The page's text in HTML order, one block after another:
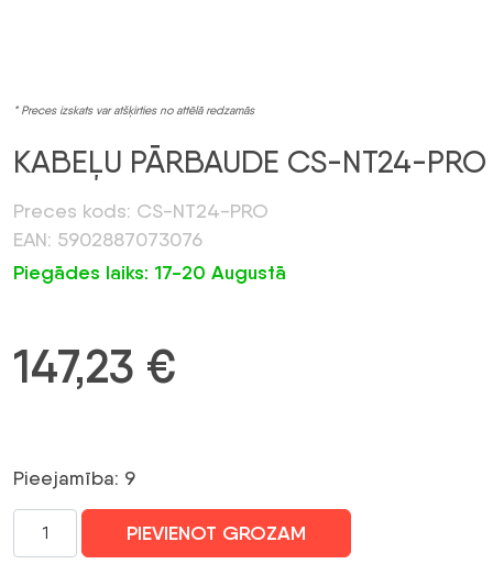
* Preces izskats var atšķirties no attēlā redzamās
KABEĻU PĀRBAUDE CS-NT24-PRO
Preces kods: CS-NT24-PRO
EAN: 5902887073076
Piegādes laiks: 17-20 Augustā
147,23 €
Pieejamība: 9
KABEĻU
PĀRBAUDE
PIEVIENOT GROZAM